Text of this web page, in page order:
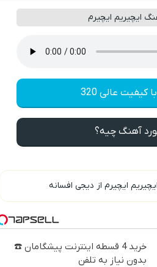
ایچیریم ایچیرم
کیفیت عالی 320
آهنگ چیه؟
ایچیرم از دیجی افسانه
خرید 4 قسطه اینترنت پیشگامان ☎️
بدون نیاز به تلفن